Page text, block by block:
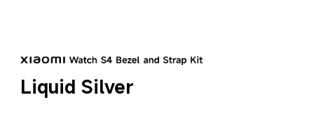
Liquid Silver